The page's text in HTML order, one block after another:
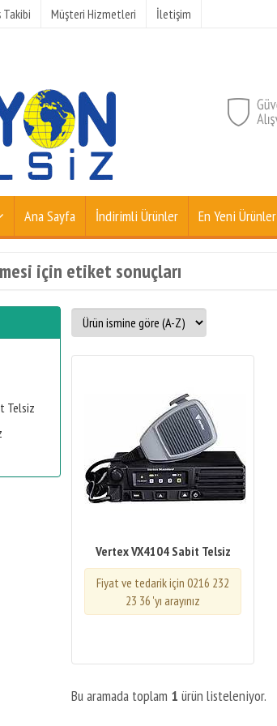
Takibi Müşteri Hizmetleri İletişim
Ana Sayfa İndirimli Ürünler En Yeni Ürünler
için etiket sonuçları
Telsiz
Vertex VX4104 Sabit Telsiz
Fiyat ve tedarik için 0216 232
23 36 'yı arayınız
Bu aramada toplam 1 ürün listeleniyor.